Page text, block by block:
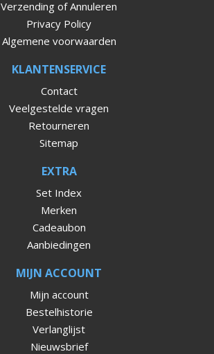
Verzending of Annuleren
Privacy Policy
Algemene voorwaarden
KLANTENSERVICE
Contact
Veelgestelde vragen
Retourneren
Sitemap
EXTRA
Set Index
Merken
Cadeaubon
Aanbiedingen
MIJN ACCOUNT
Mijn account
Bestelhistorie
Verlanglijst
Nieuwsbrief